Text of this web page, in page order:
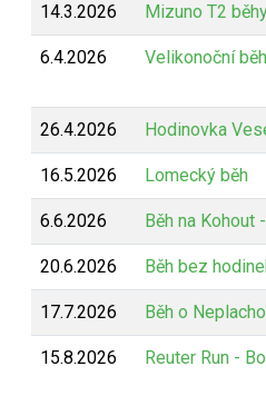
14.3.2026 Mizuno T2
6.4.2026 Velikonoční
26.4.2026 Hodinovka
16.5.2026 Lomecký běh
6.6.2026 Běh na Kohout
20.6.2026 Běh bez
17.7.2026 Běh o
15.8.2026 Reuter Run -